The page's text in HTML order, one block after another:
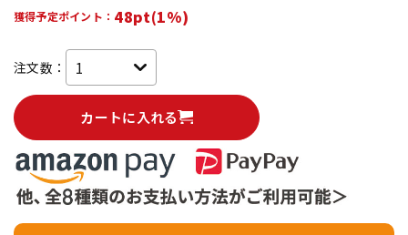
獲得予定ポイント： 48pt(1%)
注文数：
カートに入れる